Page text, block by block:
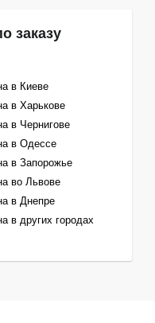
заказу
в Киеве
в Харькове
в Чернигове
в Одессе
в Запорожье
во Львове
в Днепре
в других городах